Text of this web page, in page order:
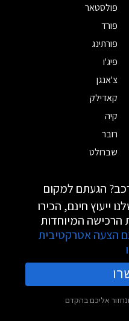
פולסטאר
פורד
פורתינג
פיג'ו
צ'אנגן
קאדילק
קיה
רובר
שברולט
הגעתם למקום
ייעוץ חינם, הכירו
הרכישה המיוחדות
הצעה אטרקטיבית
ונחזור אליכם בהקדם